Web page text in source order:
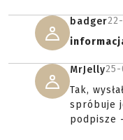
badger
MrJelly25-
Tak,
spróbuje
podpisze